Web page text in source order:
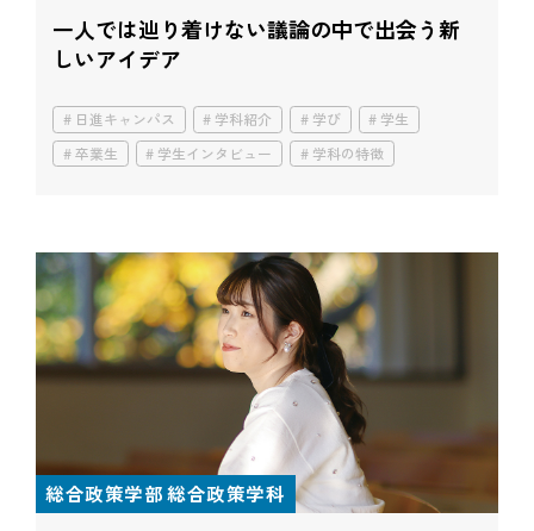
一人では辿り着けない議論の中で出会う新
しいアイデア
日進キャンパス 学科紹介 学び
学生
卒業生
学生インタビュー 学科の特徴
総合政策学部 総合政策学科